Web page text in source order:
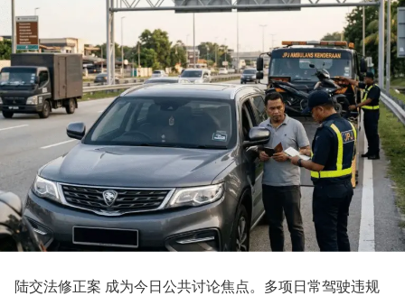
陆交法修正案 成为今日公共讨论焦点。多项日常驾驶违规